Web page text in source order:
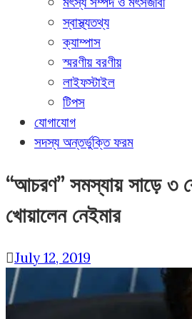
স্বাস্থ্যতথ্য
ক্যাম্পাস
স্মরণীয় বরণীয়
লাইফস্টাইল
টিপস
যোগাযোগ
সদস্য অন্তর্ভুক্তি ফরম
“আচরণ” সমস্যায় সাড়ে ৩
খোয়ালেন নেইমার
July 12, 2019